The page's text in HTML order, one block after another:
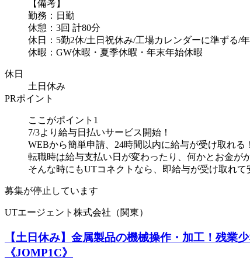
【備考】
勤務：日勤
休憩：3回 計80分
休日：5勤2休/土日祝休み/工場カレンダーに準ずる/年
休暇：GW休暇・夏季休暇・年末年始休暇
休日
土日休み
PRポイント
ここがポイント1
7/3より給与日払いサービス開始！
WEBから簡単申請、24時間以内に給与が受け取れる！
転職時は給与支払い日が変わったり、何かとお金が
そんな時にもUTコネクトなら、即給与が受け取れて
募集が停止しています
UTエージェント株式会社（関東）
【土日休み】金属製品の機械操作・加工！残
《JOMP1C》